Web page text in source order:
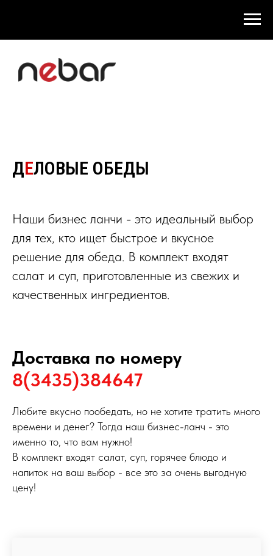
ДЕЛОВЫЕ ОБЕДЫ
Наши бизнес ланчи - это идеальный выбор
для тех, кто ищет быстрое и вкусное
решение для обеда. В комплект входят
салат и суп, приготовленные из свежих и
качественных ингредиентов.
Доставка по номеру
8(3435)384647
Любите вкусно пообедать, но не хотите тратить много
времени и денег? Тогда наш бизнес-ланч - это
именно то, что вам нужно!
В комплект входят салат, суп, горячее блюдо и
напиток на ваш выбор - все это за очень выгодную
цену!